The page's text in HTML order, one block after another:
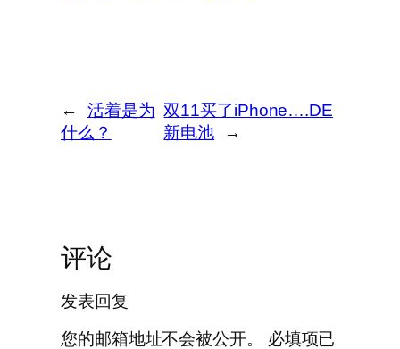
←
活着是为
什么？
双11买了iPhone….DE
新电池
→
评论
发表回复
您的邮箱地址不会被公开。
必填项已